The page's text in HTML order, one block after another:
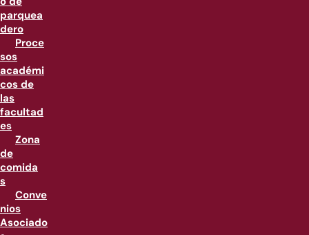
parquea
dero
Proce
sos
académi
cos de
las
facultad
es
Zona
de
comida
s
Conve
nios
Asociado